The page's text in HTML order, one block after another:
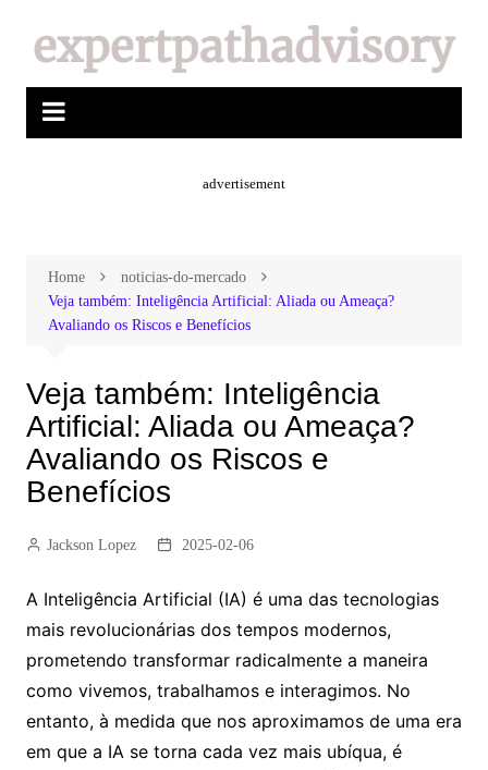
advertisement
Home
noticias-do-mercado
Veja também: Inteligência Artificial: Aliada ou Ameaça?
Avaliando os Riscos e Benefícios
Veja também: Inteligência
Artificial: Aliada ou Ameaça?
Avaliando os Riscos e
Benefícios
Jackson Lopez 2025-02-06
A Inteligência Artificial (IA) é uma das tecnologias
mais revolucionárias dos tempos modernos,
prometendo transformar radicalmente a maneira
como vivemos, trabalhamos e interagimos. No
entanto, à medida que nos aproximamos de uma era
em que a IA se torna cada vez mais ubíqua, é